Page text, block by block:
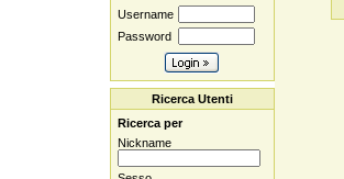
Username
Password
Ricerca Utenti
Ricerca per
Nickname